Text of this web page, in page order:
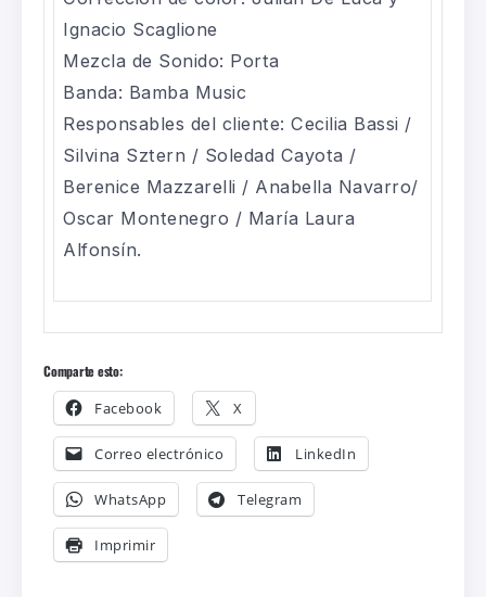
Ignacio Scaglione
Mezcla de Sonido: Porta
Banda: Bamba Music
Responsables del cliente: Cecilia Bassi /
Silvina Sztern / Soledad Cayota /
Berenice Mazzarelli / Anabella Navarro/
Oscar Montenegro / María Laura
Alfonsín.
Comparte esto:
Facebook X
Correo electrónico LinkedIn
WhatsApp Telegram
Imprimir